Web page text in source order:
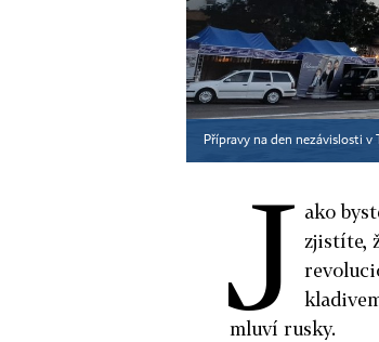
Přípravy na den nezávislosti v
J ako
zjistíte,
mluví rusky.